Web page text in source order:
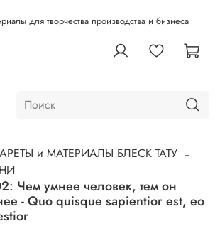
для творчества производства и бизнеса
и МАТЕРИАЛЫ БЛЕСК ТАТУ
Чем умнее человек, тем он
- Quo quisque sapientior est, eo